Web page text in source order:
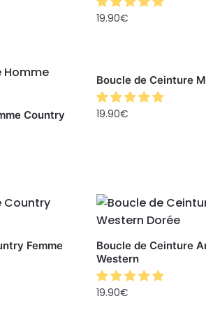
19.90€
Country
Boucle de Ceinture
19.90€
Femme
Boucle de Ceinture
Western
19.90€